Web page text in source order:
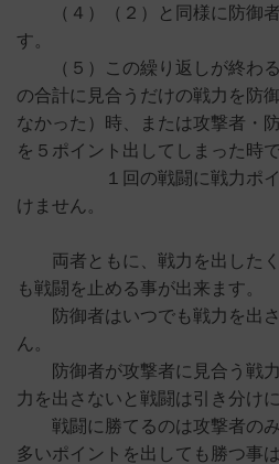
（４）（２）と同様に防御者
す。
（５）この繰り返しが終わる
の合計に見合うだけの戦力を防
なかった）時、または攻撃者・
を５ポイント出してしまった時で
１回の戦闘に戦力ポイン
けません。
両者ともに、戦力を出したく
も戦闘を止める事が出来ます。
防御者はいつでも戦力を出さ
ん。
防御者が攻撃者に見合う戦力
力を出さないと戦闘は引き分け
戦闘に勝てるのは攻撃者のみ
多いポイントを出しても勝つ事